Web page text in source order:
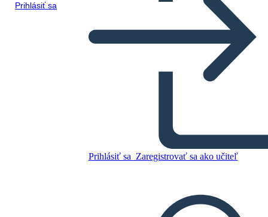
Prihlásiť sa
Prihlásiť sa Zaregistrovať sa ako učiteľ
Blackjack
VYTVORIŤ STORYBOARD